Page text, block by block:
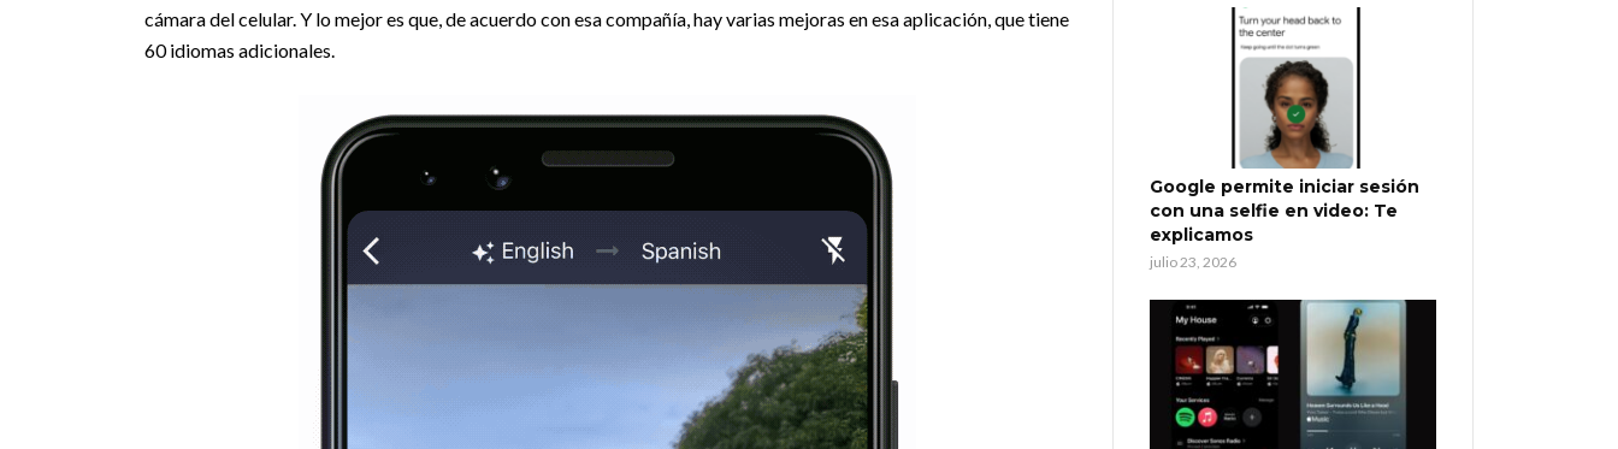
cámara del celular. Y lo mejor es que, de acuerdo con esa compañía, hay varias mejoras en esa aplicación, que tiene
60 idiomas adicionales.
Google permite iniciar sesión
con una selfie en video: Te
explicamos
julio 23, 2026